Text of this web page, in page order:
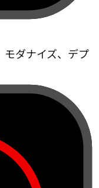
モダナイズ、デプ